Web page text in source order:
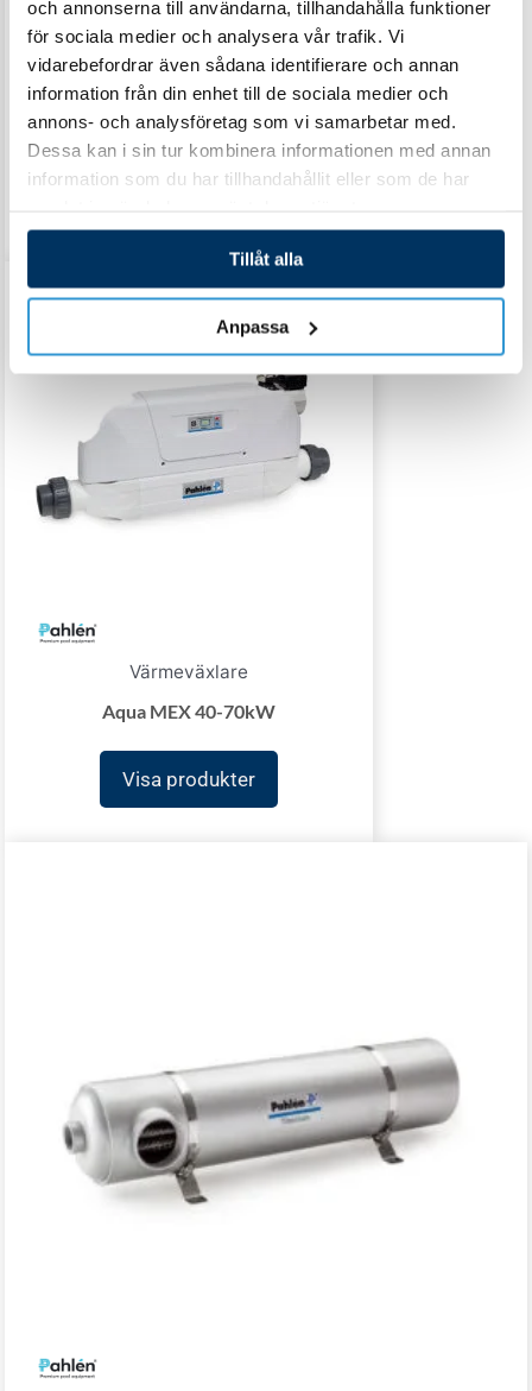
och annonserna till användarna, tillhandahålla funktioner
för sociala medier och analysera vår trafik. Vi
vidarebefordrar även sådana identifierare och annan
information från din enhet till de sociala medier och
annons- och analysföretag som vi samarbetar med.
Dessa kan i sin tur kombinera informationen med annan
information som du har tillhandahållit eller som de har
Tillåt alla
Anpassa
Värmeväxlare
Elvärmare Aqua Compact termoplast 3-18kW
6 431,00kr – 7 228,00kr
Värmeväxlare
Aqua MEX 40-70kW
Visa produkter
707,00